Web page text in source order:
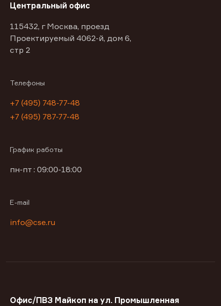
Центральный офис
115432, г Москва, проезд
Проектируемый 4062-й, дом 6,
стр 2
Телефоны
+7 (495) 748-77-48
+7 (495) 787-77-48
График работы
пн-пт : 09:00-18:00
E-mail
info@cse.ru
Офис/ПВЗ Майкоп на ул. Промышленная